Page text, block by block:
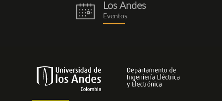
eventos.png
Los Andes
Eventos